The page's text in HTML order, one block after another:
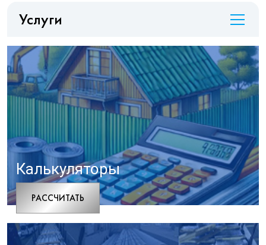
Услуги
Калькуляторы
РАCСЧИТАТЬ